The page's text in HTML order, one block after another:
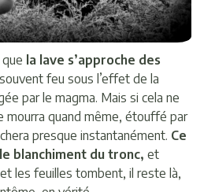
la lave s’approche des
feu sous l’effet de la
par le magma. Mais si cela ne
mourra quand même, étouffé par
presque instantanément. Ce
blanchiment du tronc, et
les feuilles tombent, il reste là,